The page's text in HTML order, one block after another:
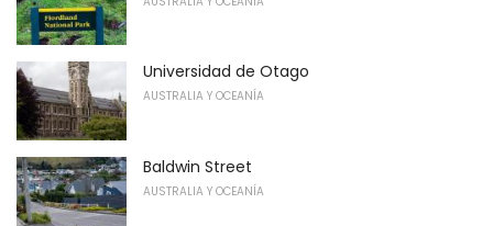
Universidad de Otago
AUSTRALIA Y OCEANÍA
Baldwin Street
AUSTRALIA Y OCEANÍA